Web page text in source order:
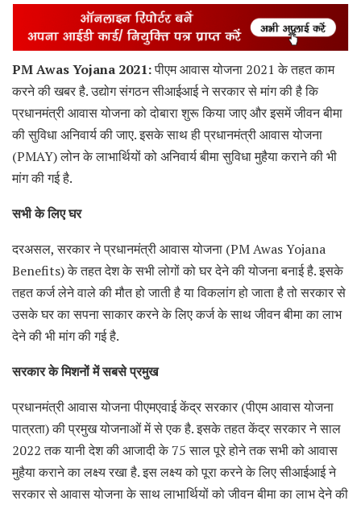
PM Awas Yojana 2021:पीएम आवास योजना 2021 के तहत काम
करने की खबर है. उद्योग संगठन सीआईआई ने सरकार से मांग की है कि
प्रधानमंत्री आवास योजना को दोबारा शुरू किया जाए और इसमें जीवन बीमा
की सुविधा अनिवार्य की जाए. इसके साथ ही प्रधानमंत्री आवास योजना
(PMAY) लोन के लाभार्थियों को अनिवार्य बीमा सुविधा मुहैया कराने की भी
मांग की गई है.
सभी के लिए घर
दरअसल, सरकार ने प्रधानमंत्री आवास योजना (PM Awas Yojana
Benefits) के तहत देश के सभी लोगों को घर देने की योजना बनाई है. इसके
तहत कर्ज लेने वाले की मौत हो जाती है या विकलांग हो जाता है तो सरकार से
उसके घर का सपना साकार करने के लिए कर्ज के साथ जीवन बीमा का लाभ
देने की भी मांग की गई है.
सरकार के मिशनों में सबसे प्रमुख
प्रधानमंत्री आवास योजना पीएमएवाई केंद्र सरकार (पीएम आवास योजना
पात्रता) की प्रमुख योजनाओं में से एक है. इसके तहत केंद्र सरकार ने साल
2022 तक यानी देश की आजादी के 75 साल पूरे होने तक सभी को आवास
मुहैया कराने का लक्ष्य रखा है. इस लक्ष्य को पूरा करने के लिए सीआईआई ने
सरकार से आवास योजना के साथ लाभार्थियों को जीवन बीमा का लाभ देने की